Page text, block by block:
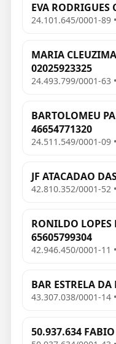
EVA RODRIGUES
24.101.645/0001-89
MARIA
02025923325
24.493.799/0001-63
BARTOLOMEU
46654771320
24.511.549/0001-09
JF ATACADAO
42.810.352/0001-52
RONILDO LOPES
65605799304
42.946.450/0001-11
BAR ESTRELA
43.307.038/0001-14
50.937.634